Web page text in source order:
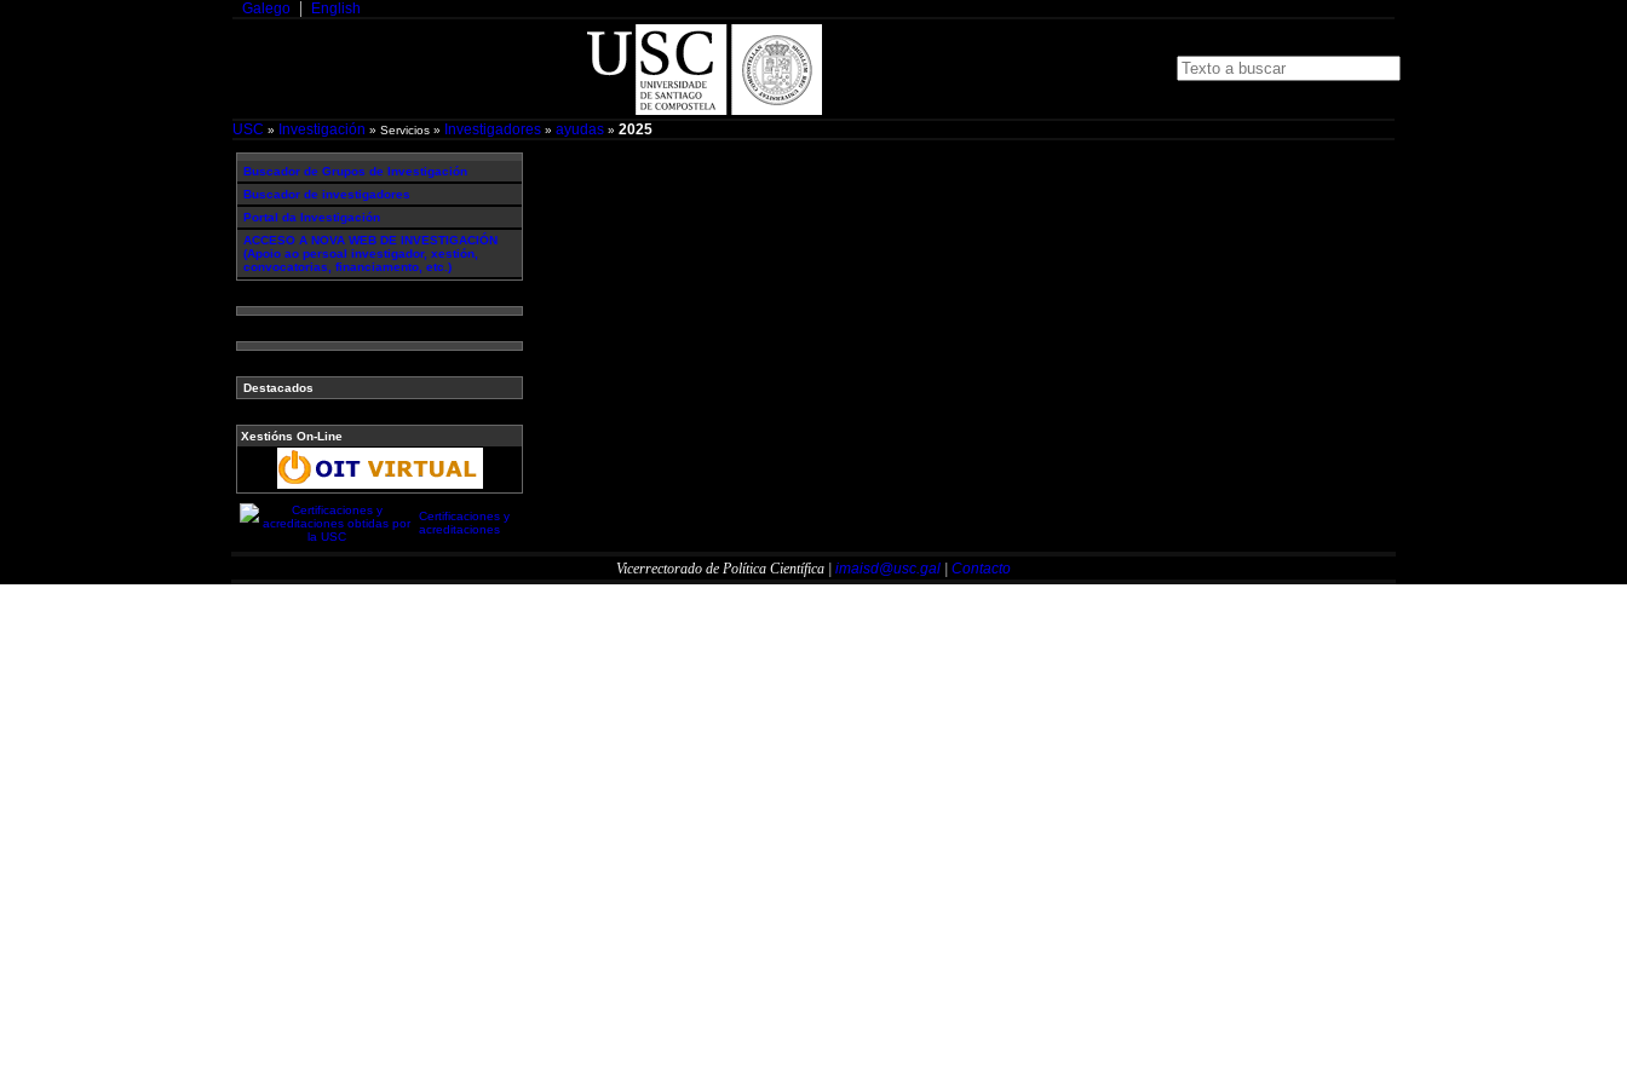
Galego English
USC » Investigación » Servicios » Investigadores » ayudas » 2025
Buscador de Grupos de Investigación
Buscador de investigadores
Portal da Investigación
ACCESO A NOVA WEB DE INVESTIGACIÓN
(Apoio ao persoal investigador, xestión,
convocatorias, financiamento, etc.)
Destacados
Xestións On-Line
Certificaciones y
acreditaciones
Vicerrectorado de Política Científica | imaisd@usc.gal Contacto